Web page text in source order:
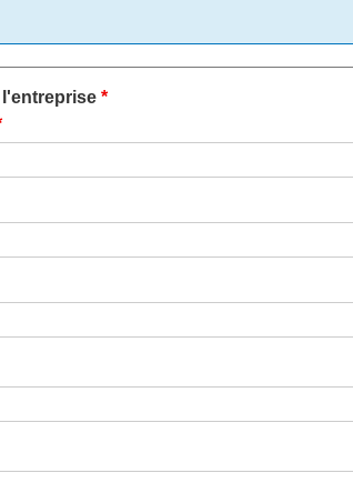
l'entreprise